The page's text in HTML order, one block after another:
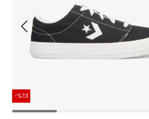
-%13